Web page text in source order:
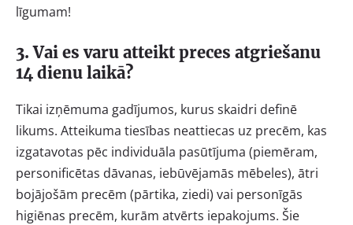
līgumam!
3. Vai es varu atteikt preces atgriešanu
14 dienu laikā?
Tikai izņēmuma gadījumos, kurus skaidri definē
likums. Atteikuma tiesības neattiecas uz precēm, kas
izgatavotas pēc individuāla pasūtījuma (piemēram,
personificētas dāvanas, iebūvējamās mēbeles), ātri
bojājošām precēm (pārtika, ziedi) vai personīgās
higiēnas precēm, kurām atvērts iepakojums. Šie